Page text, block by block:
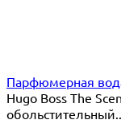
Парфюмерная
Hugo Boss The
обольстительный...